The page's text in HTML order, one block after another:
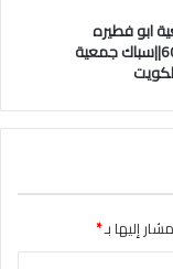
ابو فطيره
||60001486||سباك جمعية
إليها بـ*